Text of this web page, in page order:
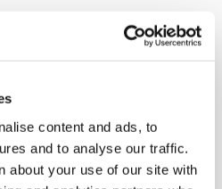
content and ads, to
and to analyse our traffic.
about your use of our site with